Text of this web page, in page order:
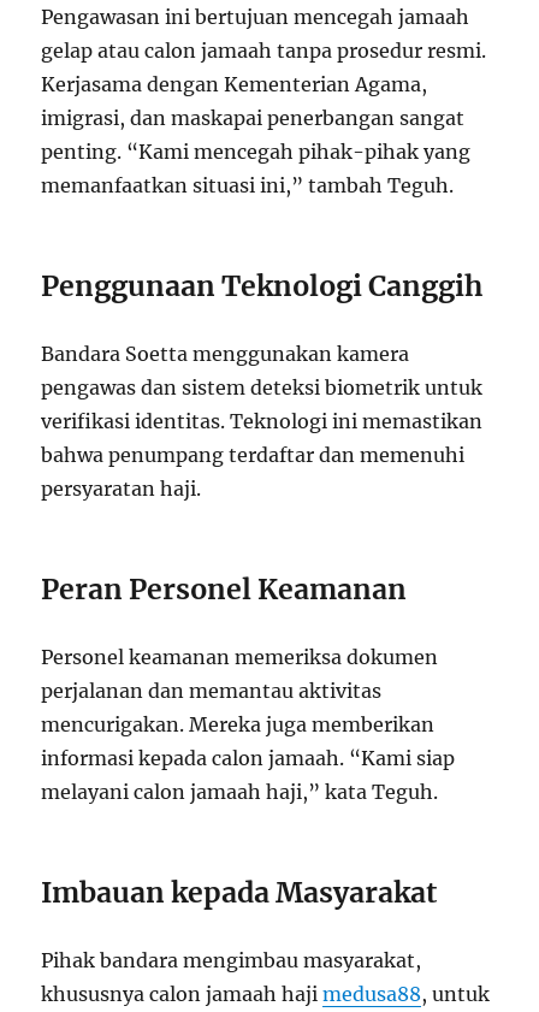
Pengawasan ini bertujuan mencegah jamaah
gelap atau calon jamaah tanpa prosedur resmi.
Kerjasama dengan Kementerian Agama,
imigrasi, dan maskapai penerbangan sangat
penting. “Kami mencegah pihak-pihak yang
memanfaatkan situasi ini,” tambah Teguh.
Penggunaan Teknologi Canggih
Bandara Soetta menggunakan kamera
pengawas dan sistem deteksi biometrik untuk
verifikasi identitas. Teknologi ini memastikan
bahwa penumpang terdaftar dan memenuhi
persyaratan haji.
Peran Personel Keamanan
Personel keamanan memeriksa dokumen
perjalanan dan memantau aktivitas
mencurigakan. Mereka juga memberikan
informasi kepada calon jamaah. “Kami siap
melayani calon jamaah haji,” kata Teguh.
Imbauan kepada Masyarakat
Pihak bandara mengimbau masyarakat,
khususnya calon jamaah hajimedusa88, untuk